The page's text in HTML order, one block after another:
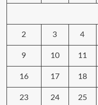
2 3 4
9 10 11
16 17 18
23 24 25